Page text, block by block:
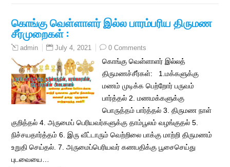
கொங்கு வெள்ளாளர் இல்ல பாரம்பரிய திருமண
சீர்முறைகள் :
admin July 4, 2021 0 Comments
கொங்கு வெள்ளாளர் இல்லத்
திருமணச்சீர்கள்: 1.மக்களுக்கு
மணம் முடிக்க பெற்றோர் பருவம்
பார்த்தல் 2. மணமக்களுக்கு
பொருத்தம் பார்த்தல் 3. திருமண நாள்
குறித்தல் 4. அருமைப் பெரியவர்களுக்கு தாம்பூலம் வழங்குதல் 5.
நிச்சயதார்த்தம் 6. இரு வீட்டாரும் வெற்றிலை பாக்கு மாற்றி திருமணம்
உறுதி செய்தல். 7. அருமைப்பெரியவர் கணபதிக்கு பூசைசெய்து
புடவையை…